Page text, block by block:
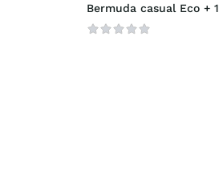
Bermuda casual Eco + 1
Mochila Top